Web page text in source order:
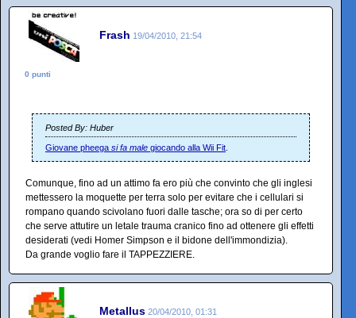
Frash 19/04/2010, 21:54
0 punti
Posted By: Huber
Giovane pheega si fa male giocando alla Wii Fit
Comunque, fino ad un attimo fa ero più che convinto che gli inglesi
mettessero la moquette per terra solo per evitare che i cellulari si
rompano quando scivolano fuori dalle tasche; ora so di per certo
che serve attutire un letale trauma cranico fino ad ottenere gli effetti
desiderati (vedi Homer Simpson e il bidone dell'immondizia).
Da grande voglio fare il TAPPEZZIERE.
Metallus 20/04/2010, 01:31